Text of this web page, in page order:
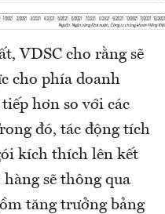
VDSC cho rằng sẽ
cho phía doanh
hơn so với các
đó, tác động tích
kích thích lên kết
sẽ thông qua
tăng trưởng bảng